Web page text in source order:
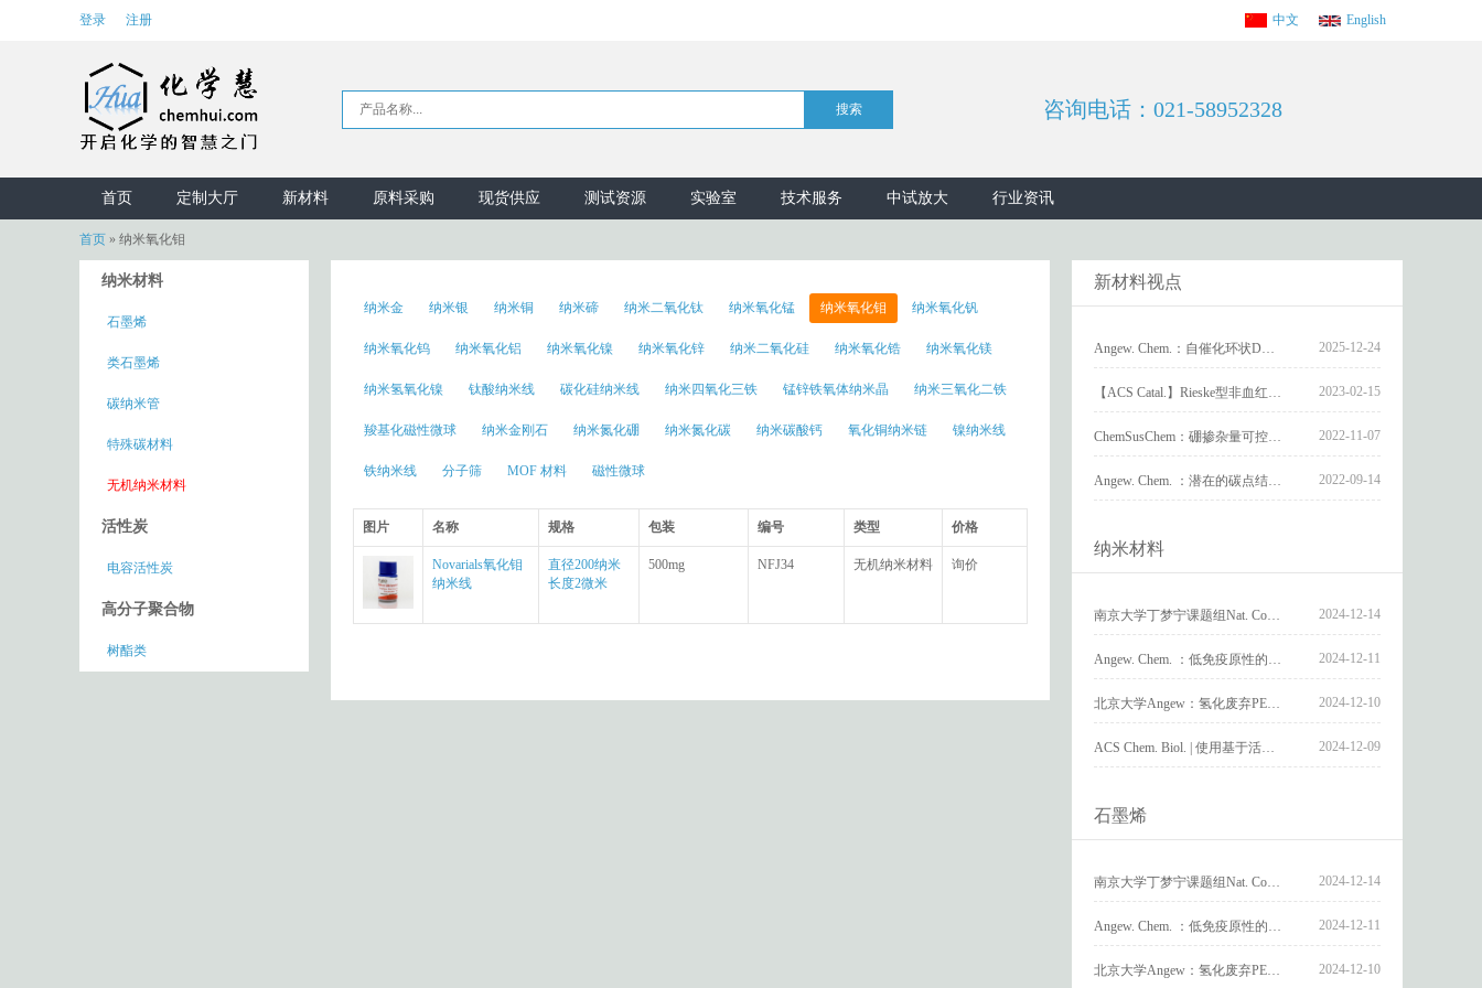
登录 注册 中文 English
咨询电话：021-58952328
首页 定制大厅 新材料 原料采购 现货供应 测试资源 实验室 技术服务 中试放大 行业资讯
首页 » 纳米氧化钼
纳米材料
石墨烯
类石墨烯
碳纳米管
特殊碳材料
无机纳米材料
活性炭
电容活性炭
高分子聚合物
树酯类
纳米金 纳米银 纳米铜 纳米碲 纳米二氧化钛 纳米氧化锰 纳米氧化钼 纳米氧化钒
纳米氧化钨 纳米氧化铝 纳米氧化镍 纳米氧化锌 纳米二氧化硅 纳米氧化锆 纳米氧化镁
纳米氢氧化镍 钛酸纳米线 碳化硅纳米线 纳米四氧化三铁 锰锌铁氧体纳米晶 纳米三氧化二铁
羧基化磁性微球 纳米金刚石 纳米氮化硼 纳米氮化碳 纳米碳酸钙 氧化铜纳米链 镍纳米线
铁纳米线 分子筛 MOF 材料 磁性微球
图片 名称 规格 包装 编号 类型 价格
Novarials氧化钼
纳米线
直径200纳米
长度2微米
500mg NFJ34 无机纳米材料 询价
新材料视点
2025-12-24
2023-02-15
2022-11-07
2022-09-14
纳米材料
2024-12-14
2024-12-11
2024-12-10
2024-12-09
石墨烯
2024-12-14
2024-12-11
2024-12-10